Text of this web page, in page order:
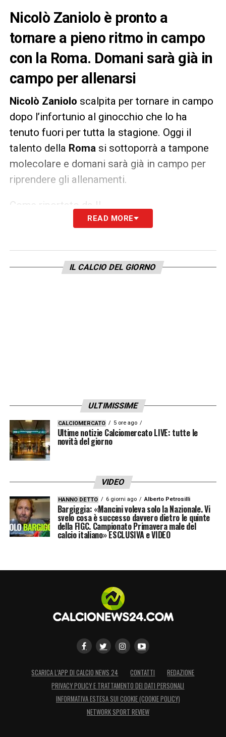
Nicolò Zaniolo è pronto a
tornare a pieno ritmo in campo
con la Roma. Domani sarà già in
campo per allenarsi
Nicolò Zaniolo scalpita per tornare in campo
dopo l’infortunio al ginocchio che lo ha
tenuto fuori per tutta la stagione. Oggi il
talento della Roma si sottoporrà a tampone
molecolare e domani sarà già in campo per
riprendere gli allenamenti.
Come riportato da Il
Zaniolo dovrebbe allenarsi a
atletico diJosé Mourinho. Il calciatore
giallorosso svolgerà con lui un lavoro
READ MORE
IL CALCIO DEL GIORNO
ULTIMISSIME
CALCIOMERCATO 5 ore ago
Ultime notizie Calciomercato LIVE: tutte le
novità del giorno
VIDEO
HANNO DETTO 6 giorni ago Alberto Petrosilli
Bargiggia: «Mancini voleva solo la Nazionale. Vi
svelo cosa è successo davvero dietro le quinte
della FIGC. Campionato Primavera male del
calcio italiano» ESCLUSIVA e VIDEO
SCARICA L’APP DI CALCIO NEWS 24 CONTATTI
REDAZIONE
PRIVACY POLICY E TRATTAMENTO DEI DATI PERSONALI
INFORMATIVA ESTESA SUI COOKIE (COOKIE POLICY)
NETWORK SPORT REVIEW